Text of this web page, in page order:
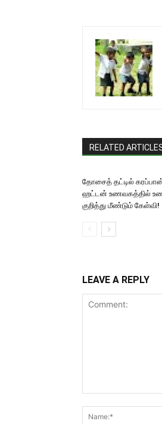
RELATED
தோசைத் தட்டில் கரப்பான்
ஹட்டன் உணவகத்தில்
குறித்து மீண்டும் கேள்வி!
LEAVE A REPLY